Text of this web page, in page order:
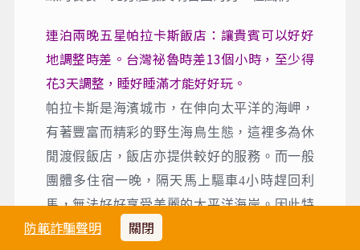
防範詐騙聲明 關閉
連泊兩晚五星帕拉卡斯飯店：讓貴賓可以好好
地調整時差。台灣祕魯時差13個小時，至少得
花3天調整，睡好睡滿才能好好玩。
帕拉卡斯是海濱城市，在伸向太平洋的海岬，
有著豐富而精彩的野生海鳥生態，這裡多為休
閒渡假飯店，飯店亦提供較好的服務。而一般
團體多住宿一晚，隔天馬上驅車4小時趕回利
馬，無法好好享受美麗的太平洋海岸。因此特
別安排住宿兩晚帕拉卡斯五星飯店，讓貴賓充